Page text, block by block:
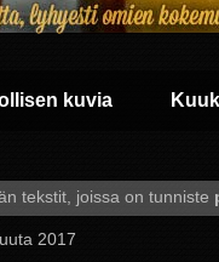
kuvia
tekstit, joissa on tunniste
2017